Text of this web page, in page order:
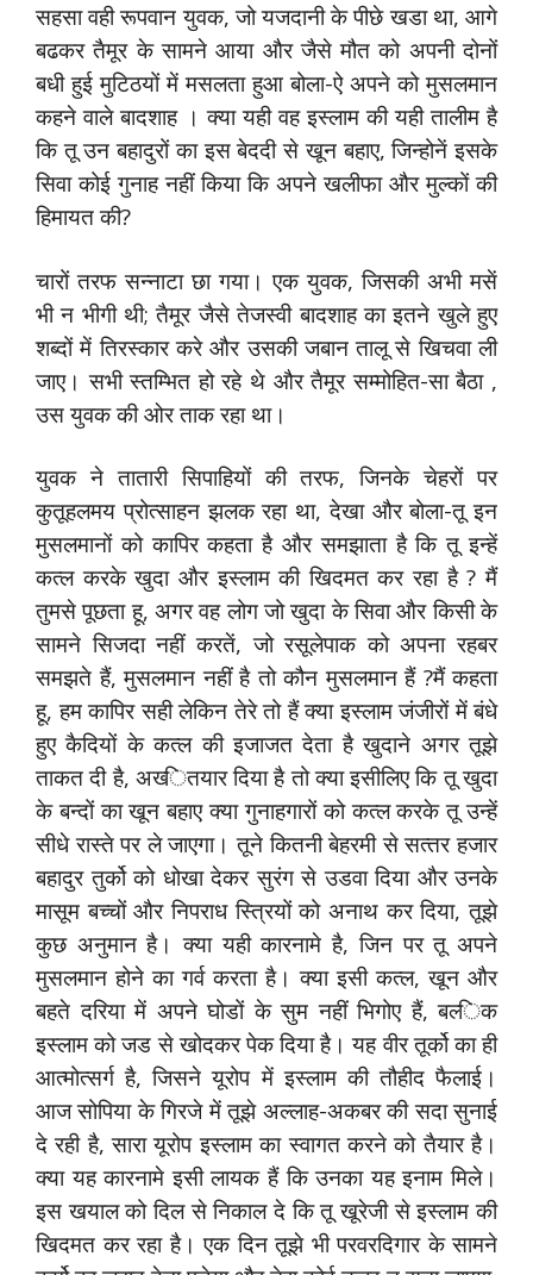
सहसा वही रूपवान युवक, जो यजदानी के पीछे खडा था, आगे
बढकर तैमूर के सामने आया और जैसे मौत को अपनी दोनों
बधी हुई मुटिठयों में मसलता हुआ बोला-ऐ अपने को मुसलमान
कहने वाले बादशाह । क्‍या यही वह इस्‍लाम की यही तालीम है
कि तू उन बहादुरों का इस बेददी से खून बहाए, जिन्‍होनें इसके
सिवा कोई गुनाह नहीं किया कि अपने खलीफा और मुल्‍कों की
हिमायत की?
चारों तरफ सन्‍नाटा छा गया। एक युवक, जिसकी अभी मसें
भी न भीगी थी; तैमूर जैसे तेजस्‍वी बादशाह का इतने खुले हुए
शब्‍दों में तिरस्‍कार करे और उसकी जबान तालू से खिचवा ली
जाए। सभी स्‍तम्‍भित हो रहे थे और तैमूर सम्‍मोहित-सा बैठा ,
उस युवक की ओर ताक रहा था।
युवक ने तातारी सिपाहियों की तरफ, जिनके चेहरों पर
कुतूहलमय प्रोत्‍साहन झलक रहा था, देखा और बोला-तू इन
मुसलमानों को कापिर कहता है और समझाता है कि तू इन्‍हें
कत्‍ल करके खुदा और इस्‍लाम की खिदमत कर रहा है ? मैं
तुमसे पूछता हू, अगर वह लोग जो खुदा के सिवा और किसी के
सामने सिजदा नहीं करतें, जो रसूलेपाक को अपना रहबर
समझते हैं, मुसलमान नहीं है तो कौन मुसलमान हैं ?मैं कहता
हू, हम कापिर सही लेकिन तेरे तो हैं क्‍या इस्‍लाम जंजीरों में बंधे
हुए कैदियों के कत्‍ल की इजाजत देता है खुदाने अगर तूझे
ताकत दी है, अख्‍ितयार दिया है तो क्‍या इसीलिए कि तू खुदा
के बन्‍दों का खून बहाए क्‍या गुनाहगारों को कत्‍ल करके तू उन्‍हें
सीधे रास्‍ते पर ले जाएगा। तूने कितनी बेहरमी से सत्‍तर हजार
बहादुर तुर्को को धोखा देकर सुरंग से उडवा दिया और उनके
मासूम बच्‍चों और निपराध स्‍त्रियों को अनाथ कर दिया, तूझे
कुछ अनुमान है। क्‍या यही कारनामे है, जिन पर तू अपने
मुसलमान होने का गर्व करता है। क्‍या इसी कत्‍ल, खून और
बहते दरिया में अपने घोडों के सुम नहीं भिगोए हैं, बल्‍िक
इस्‍लाम को जड से खोदकर पेक दिया है। यह वीर तूर्को का ही
आत्‍मोत्‍सर्ग है, जिसने यूरोप में इस्‍लाम की तौहीद फैलाई।
आज सोपिया के गिरजे में तूझे अल्‍लाह-अकबर की सदा सुनाई
दे रही है, सारा यूरोप इस्‍लाम का स्‍वागत करने को तैयार है।
क्‍या यह कारनामे इसी लायक हैं कि उनका यह इनाम मिले।
इस खयाल को दिल से निकाल दे कि तू खूरेजी से इस्‍लाम की
खिदमत कर रहा है। एक दिन तूझे भी परवरदिगार के सामने